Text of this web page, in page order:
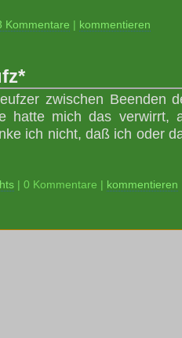
Kommentare kommentieren
zwischen Beenden
hatte mich das verwirrt,
ich nicht, daß ich oder
| 0 Kommentare | kommentieren